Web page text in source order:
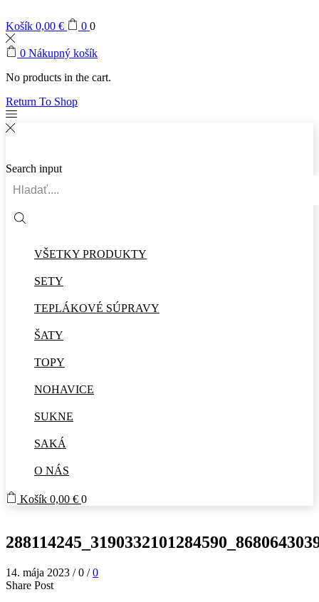
Košík 0,00 € 0 0
0 Nákupný košík
No products in the cart.
Return To Shop
Search input
VŠETKY PRODUKTY
SETY
TEPLÁKOVÉ SÚPRAVY
ŠATY
TOPY
NOHAVICE
SUKNE
SAKÁ
O NÁS
Košík 0,00 € 0
14. mája 2023 / 0 / 0
Share Post